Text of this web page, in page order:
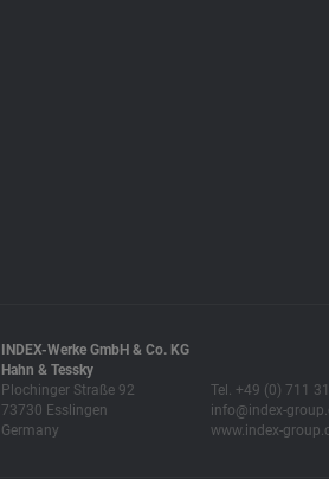
INDEX-Werke GmbH & Co. KG
Hahn & Tessky
Plochinger Straße 92
73730 Esslingen
Germany
Tel. +49 (0) 711
info@index-
www.index-